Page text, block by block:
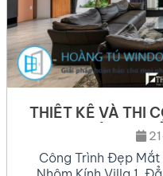
THIẾT KẾ VÀ THI
TẠI KHU DÂN CƯ
Công Trình Đẹp